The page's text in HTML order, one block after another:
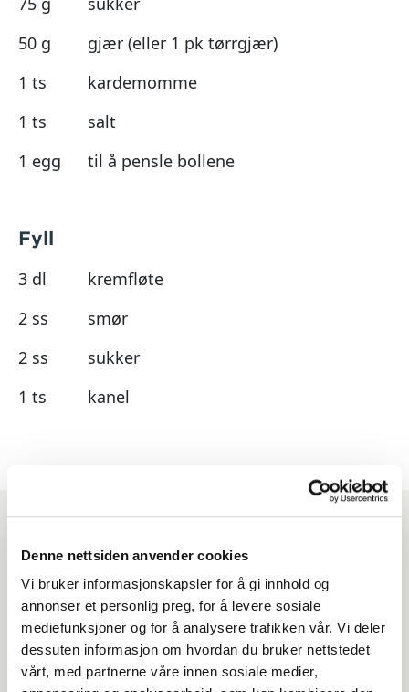
Denne nettsiden anvender cookies
Vi bruker informasjonskapsler for å gi innhold og
annonser et personlig preg, for å levere sosiale
mediefunksjoner og for å analysere trafikken vår. Vi deler
dessuten informasjon om hvordan du bruker nettstedet
vårt, med partnerne våre innen sosiale medier,
50 g
gjær (eller 1 pk tørrgjær)
1 ts
kardemomme
1 ts
salt
1 egg
til å pensle bollene
Fyll
3 dl
kremfløte
2 ss
smør
2 ss
sukker
1 ts
kanel
Produkter du kan benytte
til denne oppskriften